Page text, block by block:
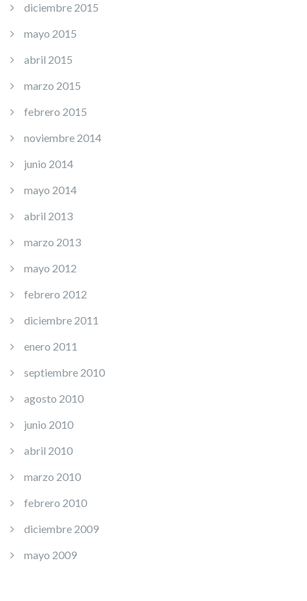
diciembre 2015
mayo 2015
abril 2015
marzo 2015
febrero 2015
noviembre 2014
junio 2014
mayo 2014
abril 2013
marzo 2013
mayo 2012
febrero 2012
diciembre 2011
enero 2011
septiembre 2010
agosto 2010
junio 2010
abril 2010
marzo 2010
febrero 2010
diciembre 2009
mayo 2009